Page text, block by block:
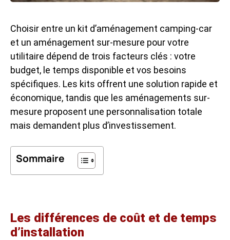
Choisir entre un kit d’aménagement camping-car
et un aménagement sur-mesure pour votre
utilitaire dépend de trois facteurs clés : votre
budget, le temps disponible et vos besoins
spécifiques. Les kits offrent une solution rapide et
économique, tandis que les aménagements sur-
mesure proposent une personnalisation totale
mais demandent plus d’investissement.
Sommaire
Les différences de coût et de temps
d’installation